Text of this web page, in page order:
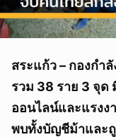
สระแก้ว – กองกำ
รวม 38 ราย 3 จุด
ออนไลน์และแรงง
พบทั้งบัญชีม้าและ